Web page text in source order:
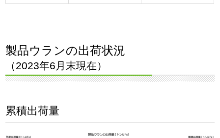
製品ウランの出荷状況
（2023年6月末現在）
累積出荷量